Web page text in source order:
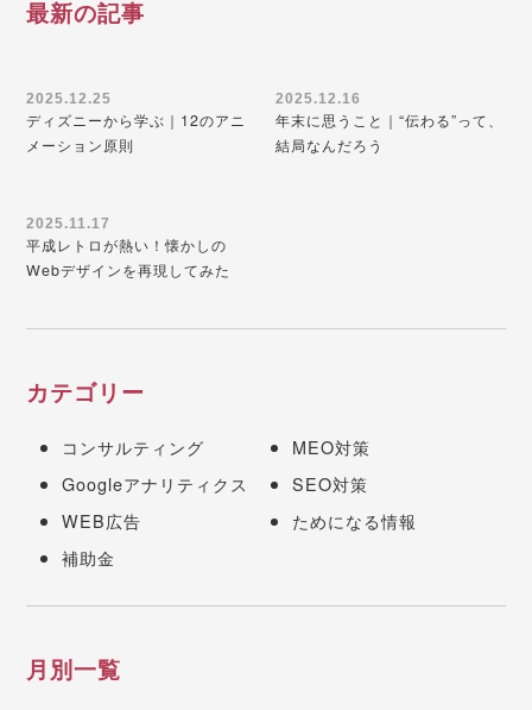
最新の記事
2025.12.25
ディズニーから学ぶ｜12のアニ
メーション原則
2025.12.16
年末に思うこと｜“伝わる”って、
結局なんだろう
2025.11.17
平成レトロが熱い！懐かしの
Webデザインを再現してみた
カテゴリー
コンサルティング
MEO対策
Googleアナリティクス
SEO対策
WEB広告
ためになる情報
補助金
月別一覧